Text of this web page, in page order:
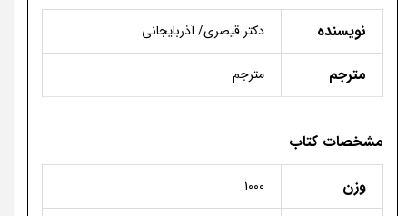
نویسنده
دکتر قیصری/ آذربایجانی
مترجم مترجم
مشخصات کتاب
وزن
1000